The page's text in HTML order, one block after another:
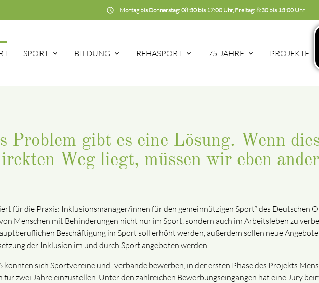
schedule Montag bis Donnerstag: 08:30 bis 17:00 Uhr, Freitag: 8:30 bis 13:00 Uhr
SPORT BILDUNG REHASPORT 75-JAHRE PROJEKTE
Problem gibt es eine Lösung. Wenn
Weg liegt, müssen wir eben
für die Praxis: Inklusionsmanager/innen für den gemeinnützigen Sport“ des Deutschen
Menschen mit Behinderungen nicht nur im Sport, sondern auch im Arbeitsleben zu
Beschäftigung im Sport soll erhöht werden, außerdem sollen neue
der Inklusion im und durch Sport angeboten werden.
konnten sich Sportvereine und -verbände bewerben, in der ersten Phase des Projekts
zwei Jahre einzustellen. Unter den zahlreichen Bewerbungseingängen hat eine Jury